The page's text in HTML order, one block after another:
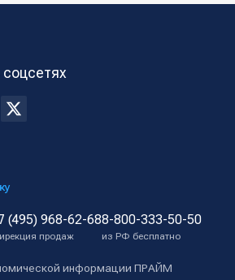
(495) 968-62-68
продаж
8-800-333-50-50
из РФ бесплатно
информации ПРАЙМ